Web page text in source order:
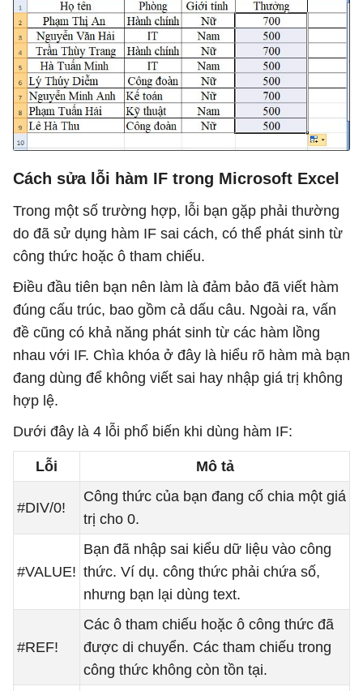
Cách sửa lỗi hàm IF trong Microsoft Excel
Trong một số trường hợp, lỗi bạn gặp phải thường
do đã sử dụng hàm IF sai cách, có thể phát sinh từ
công thức hoặc ô tham chiếu.
Điều đầu tiên bạn nên làm là đảm bảo đã viết hàm
đúng cấu trúc, bao gồm cả dấu câu. Ngoài ra, vấn
đề cũng có khả năng phát sinh từ các hàm lồng
nhau với IF. Chìa khóa ở đây là hiểu rõ hàm mà bạn
đang dùng để không viết sai hay nhập giá trị không
hợp lệ.
Dưới đây là 4 lỗi phổ biến khi dùng hàm IF:
Lỗi Mô tả
#DIV/0!
Công thức của bạn đang cố chia một giá
trị cho 0.
#VALUE!
Bạn đã nhập sai kiểu dữ liệu vào công
thức. Ví dụ. công thức phải chứa số,
nhưng bạn lại dùng text.
#REF!
Các ô tham chiếu hoặc ô công thức đã
được di chuyển. Các tham chiếu trong
công thức không còn tồn tại.